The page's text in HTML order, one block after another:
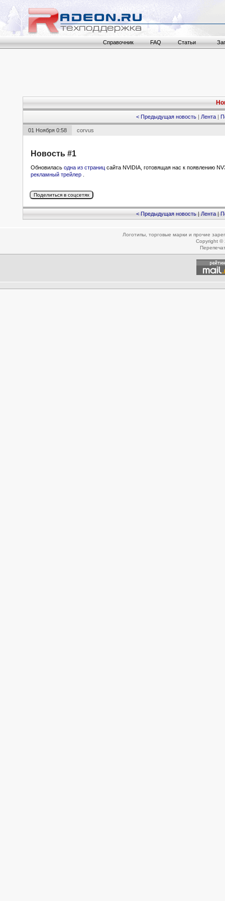
Справочник FAQ Статьи
< Предыдущая новость | Лента |
01 Ноября 0:58 corvus
Новость #1
Обновилась одна из страниц сайта NVIDIA, готовящая нас к появлению
рекламный трейлер .
< Предыдущая новость Лента|
Логотипы, торговые марки и прочие
Copyright ©